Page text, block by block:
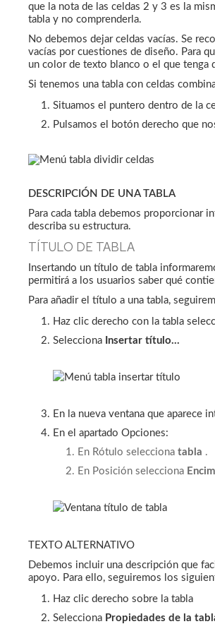
que la nota de las celdas 2 y 3 es la
tabla y no comprenderla.
No debemos dejar celdas vacías. Se
vacías por cuestiones de diseño. Para
un color de texto blanco o el que tenga
Si tenemos una tabla con celdas
Situamos el puntero dentro de la
Pulsamos el botón derecho que
DESCRIPCIÓN DE UNA TABLA
Para cada tabla debemos
describa su estructura.
TÍTULO DE TABLA
Insertando un título de tabla
permitirá a los usuarios saber qué
Para añadir el título a una tabla,
Haz clic derecho con la tabla
Selecciona Insertar título...
En la nueva ventana que aparece
En el apartado Opciones:
En Rótulo selecciona tabla .
En Posición selecciona
TEXTO ALTERNATIVO
Debemos incluir una descripción que
apoyo. Para ello, seguiremos los
Haz clic derecho sobre la tabla
Selecciona Propiedades de la